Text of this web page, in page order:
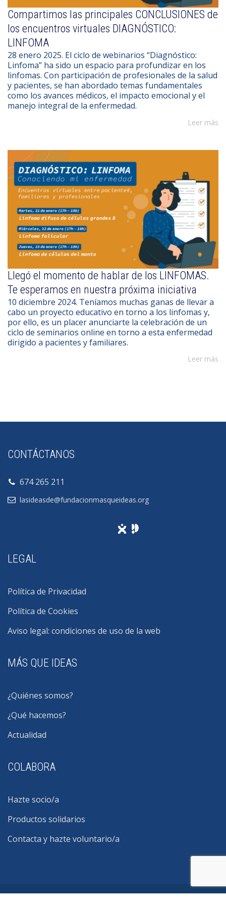
Compartimos las principales CONCLUSIONES de
los encuentros virtuales DIAGNÓSTICO:
LINFOMA
28 enero 2025. El ciclo de webinarios “Diagnóstico:
Linfoma” ha sido un espacio para profundizar en los
linfomas. Con participación de profesionales de la salud
y pacientes, se han abordado temas fundamentales
como los avances médicos, el impacto emocional y el
manejo integral de la enfermedad.
Leer más
Llegó el momento de hablar de los LINFOMAS.
Te esperamos en nuestra próxima iniciativa
10 diciembre 2024. Teníamos muchas ganas de llevar a
cabo un proyecto educativo en torno a los linfomas y,
por ello, es un placer anunciarte la celebración de un
ciclo de seminarios online en torno a esta enfermedad
dirigido a pacientes y familiares.
Leer más
CONTÁCTANOS
674 265 211
lasideasde@fundacionmasqueideas.org
LEGAL
Política de Privacidad
Política de Cookies
Aviso legal: condiciones de uso de la web
MÁS QUE IDEAS
¿Quiénes somos?
¿Qué hacemos?
Actualidad
COLABORA
Hazte socio/a
Productos solidarios
Contacta y hazte voluntario/a